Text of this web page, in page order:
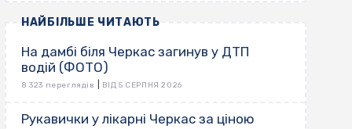
НАЙБІЛЬШЕ ЧИТАЮТЬ
На дамбі біля Черкас загинув у ДТП
водій (ФОТО)
8 323 переглядів ВІД 5 СЕРПНЯ 2026
Рукавички у лікарні Черкас за ціною